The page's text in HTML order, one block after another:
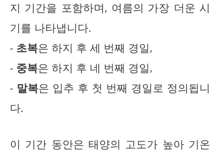
지 기간을 포함하며, 여름의 가장 더운 시
기를 나타냅니다.
- 초복은 하지 후 세 번째 경일,
- 중복은 하지 후 네 번째 경일,
- 말복은 입추 후 첫 번째 경일로 정의됩니
다.
이 기간 동안은 태양의 고도가 높아 기온